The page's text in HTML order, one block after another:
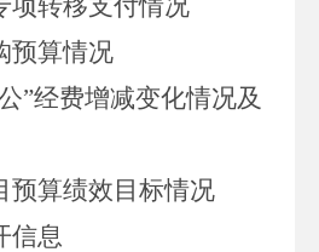
项转移支付情况
预算情况
”经费增减变化情况及
预算绩效目标情况
信息